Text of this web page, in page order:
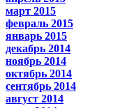
март 2015
февраль 2015
январь 2015
декабрь 2014
ноябрь 2014
октябрь 2014
сентябрь 2014
август 2014